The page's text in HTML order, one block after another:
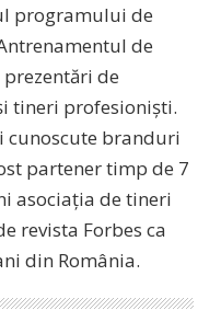
programului de
de
de
tineri profesioniști.
cunoscute branduri
partener timp de 7
asociația de tineri
revista Forbes ca
din România.